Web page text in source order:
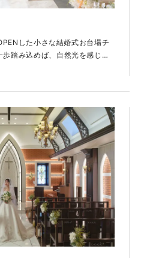
した小さな結婚式お台場チ
踏み込めば、自然光を感じる
広がります。時間の流れとと
でしょう。夜には東京の夜景
ウェディングが叶います。